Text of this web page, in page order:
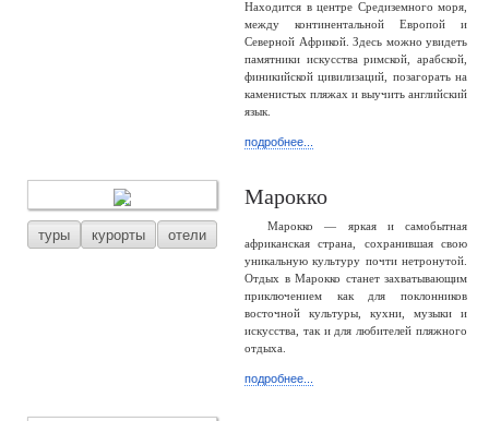
Находится в центре Средиземного моря,
между континентальной Европой и
Северной Африкой. Здесь можно увидеть
памятники искусства римской, арабской,
финикийской цивилизаций, позагорать на
каменистых пляжах и выучить английский
язык.
подробнее...
туры курорты отели
Марокко
Марокко — яркая и самобытная
африканская страна, сохранившая свою
уникальную культуру почти нетронутой.
Отдых в Марокко станет захватывающим
приключением как для поклонников
восточной культуры, кухни, музыки и
искусства, так и для любителей пляжного
отдыха.
подробнее...